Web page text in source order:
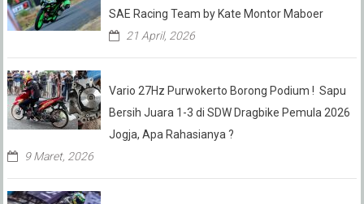
SAE Racing Team by Kate Montor Maboer
21 April, 2026
Vario 27Hz Purwokerto Borong Podium ! Sapu
Bersih Juara 1-3 di SDW Dragbike Pemula 2026
Jogja, Apa Rahasianya ?
9 Maret, 2026